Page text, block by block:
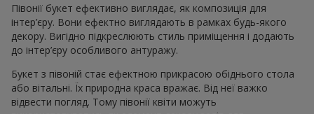
Півонії букет ефективно виглядає, як композиція для
інтер’єру. Вони ефектно виглядають в рамках будь-якого
декору. Вигідно підкреслюють стиль приміщення і додають
до інтер’єру особливого антуражу.
Букет з півоній стає ефектною прикрасою обіднього стола
або вітальні. Їх природна краса вражає. Від неї важко
відвести погляд. Тому півонії квіти можуть